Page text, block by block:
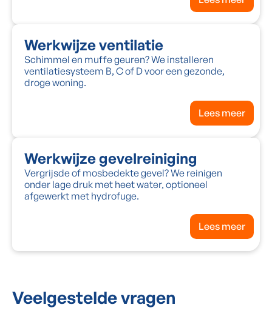
Werkwijze ventilatie
Schimmel en muffe geuren? We installeren
ventilatiesysteem B, C of D voor een gezonde,
droge woning.
Lees meer
Werkwijze gevelreiniging
Vergrijsde of mosbedekte gevel? We reinigen
onder lage druk met heet water, optioneel
afgewerkt met hydrofuge.
Lees meer
Veelgestelde vragen